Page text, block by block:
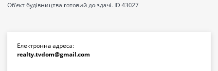
Обʼєкт будівництва готовий до здачі. ID 43027
Електронна адреса:
realty.tvdom@gmail.com